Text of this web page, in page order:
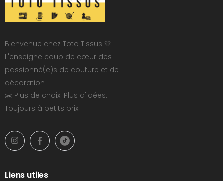
Bienvenue chez Toto Tissus 💛
L'enseigne coup de cœur des
passionné(e)s de couture et de
décoration
✂️ Plus de choix. Plus d'idées.
Toujours à petits prix.
Liens utiles